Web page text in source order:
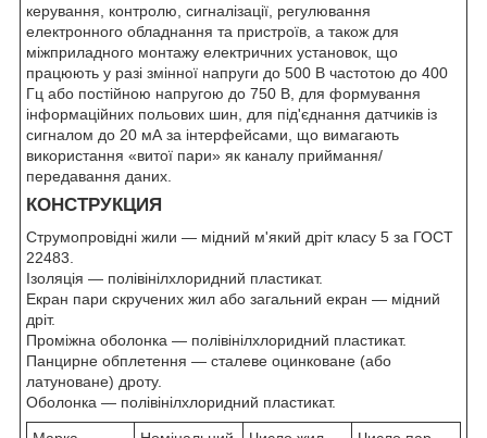
керування, контролю, сигналізації, регулювання
електронного обладнання та пристроїв, а також для
міжприладного монтажу електричних установок, що
працюють у разі змінної напруги до 500 В частотою до 400
Гц або постійною напругою до 750 В, для формування
інформаційних польових шин, для під'єднання датчиків із
сигналом до 20 мА за інтерфейсами, що вимагають
використання «витої пари» як каналу приймання/
передавання даних.
КОНСТРУКЦИЯ
Струмопровідні жили — мідний м'який дріт класу 5 за ГОСТ
22483.
Ізоляція — полівінілхлоридний пластикат.
Екран пари скручених жил або загальний екран — мідний
дріт.
Проміжна оболонка — полівінілхлоридний пластикат.
Панцирне обплетення — сталеве оцинковане (або
латуноване) дроту.
Оболонка — полівінілхлоридний пластикат.